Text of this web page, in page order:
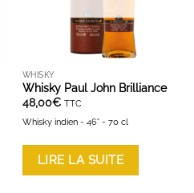
WHISKY
Whisky Paul John Brilliance
48,00€ TTC
Whisky indien - 46° - 70 cl
LIRE LA SUITE